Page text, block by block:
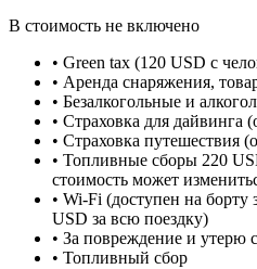
В стоимость не включено
• Green tax (120 USD с
• Аренда снаряжения,
• Безалкогольные и
• Страховка для дайвинга
• Страховка путешествия
• Топливные сборы 220
стоимость может
• Wi-Fi (доступен на
USD за всю поездку)
• За повреждение и утерю
• Топливный сбор